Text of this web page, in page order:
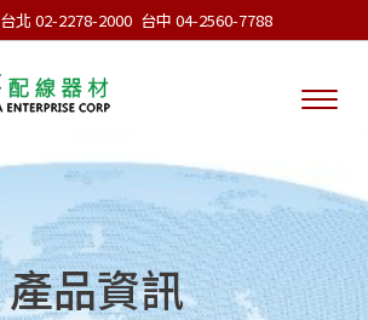
台北 02-2278-2000 台中 04-2560-7788
產品資訊